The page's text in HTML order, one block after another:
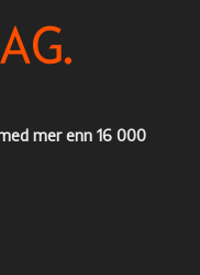
mer enn 16 000